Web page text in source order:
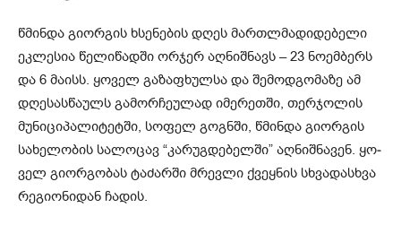
წმინდა გიორგის ხსენების დღეს მარ­თლმა­დი­დე­ბე­ლი
ეკ­ლე­სია წე­ლი­წად­ში ორ­ჯერ აღ­ნიშ­ნავს – 23 ნო­ემ­ბერს
და 6 მა­ისს. ყო­ველ გა­ზა­ფხულ­სა და შე­მოდ­გო­მა­ზე ამ
დღე­სას­წა­ულს გა­მორ­ჩე­უ­ლად იმე­რეთ­ში, თერ­ჯო­ლის
მუ­ნი­ცი­პა­ლი­ტეტ­ში, სო­ფელ გოგ­ნ­ში, წმინ­და გი­ორ­გის
სა­ხე­ლო­ბის სა­ლო­ცავ “კა­რუგ­დე­ბელ­ში” აღ­ნიშ­ნა­ვენ. ყო­
ველ გი­ორ­გო­ბას ტა­ძარ­ში მრევ­ლი ქვეყ­ნის სხვა­დას­ხ­ვა
რე­გი­ო­ნი­დან ჩა­დის.